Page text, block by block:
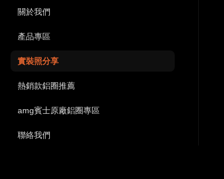
關於我們
產品專區
實裝照分享
熱銷款鋁圈推薦
amg賓士原廠鋁圈專區
聯絡我們